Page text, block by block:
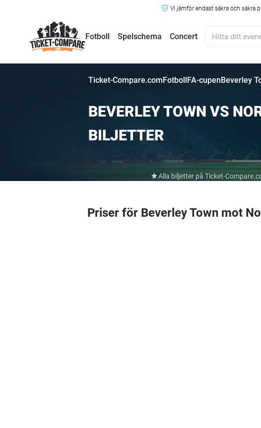
Vi jämför endast säkra och säkra
Fotboll Spelschema Concert
Ticket-Compare.comFotbollFA-cupenBeverley
BEVERLEY TOWN VS
BILJETTER
Alla biljetter på Ticket-
Priser för Beverley Town mot